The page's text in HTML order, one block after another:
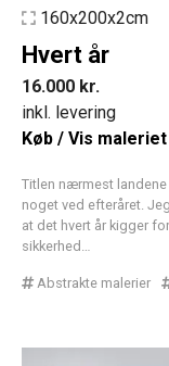
160x200x2cm
Hvert år
16.000 kr.
inkl. levering
Køb / Vis
Titlen nærmest
noget ved efteråret.
at det hvert år kigger
sikkerhed…
Abstrakte malerier